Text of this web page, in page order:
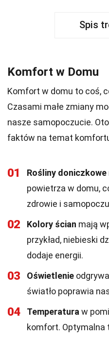
Spis
Komfort w Domu
Komfort w domu to coś,
Czasami małe zmiany
nasze samopoczucie.
faktów na temat
01 Rośliny doniczkowe
powietrza w domu,
zdrowie i
02 Kolory ścian mają
przykład, niebieski
dodaje energii.
03 Oświetlenie
światło poprawia
04 Temperatura w
komfort. Optymalna